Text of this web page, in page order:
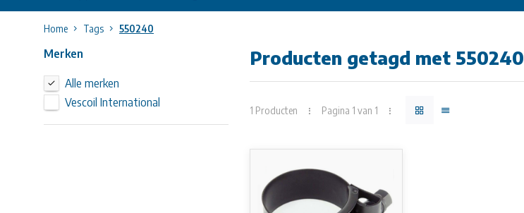
Home Tags 550240
Merken
Alle merken
Vescoil International
Producten getagd met 550240
1 Producten Pagina 1 van 1